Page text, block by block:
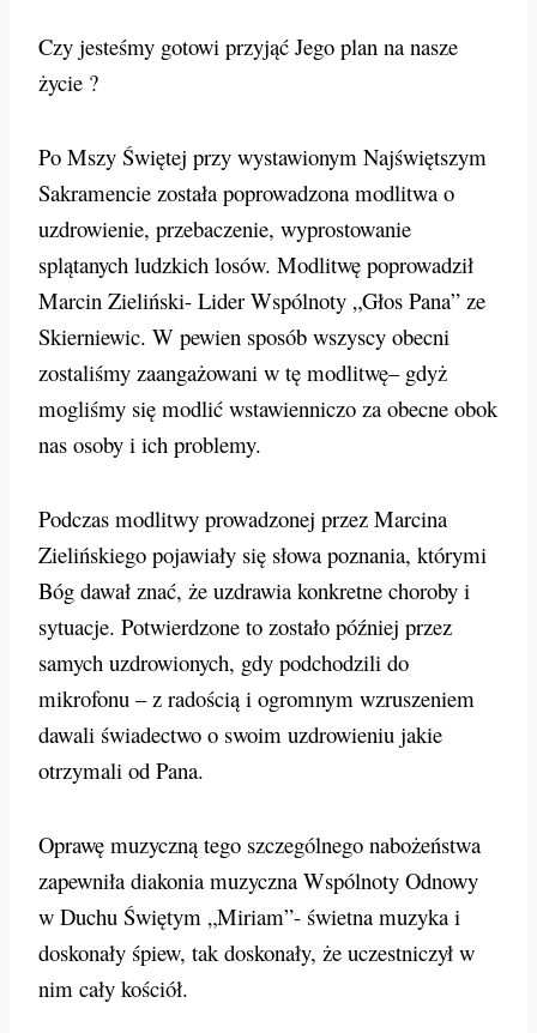
Czy jesteśmy gotowi przyjąć Jego plan na nasze
życie ?
Po Mszy Świętej przy wystawionym Najświętszym
Sakramencie została poprowadzona modlitwa o
uzdrowienie, przebaczenie, wyprostowanie
splątanych ludzkich losów. Modlitwę poprowadził
Marcin Zieliński- Lider Wspólnoty „Głos Pana” ze
Skierniewic. W pewien sposób wszyscy obecni
zostaliśmy zaangażowani w tę modlitwę– gdyż
mogliśmy się modlić wstawienniczo za obecne obok
nas osoby i ich problemy.
Podczas modlitwy prowadzonej przez Marcina
Zielińskiego pojawiały się słowa poznania, którymi
Bóg dawał znać, że uzdrawia konkretne choroby i
sytuacje. Potwierdzone to zostało później przez
samych uzdrowionych, gdy podchodzili do
mikrofonu – z radością i ogromnym wzruszeniem
dawali świadectwo o swoim uzdrowieniu jakie
otrzymali od Pana.
Oprawę muzyczną tego szczególnego nabożeństwa
zapewniła diakonia muzyczna Wspólnoty Odnowy
w Duchu Świętym „Miriam”- świetna muzyka i
doskonały śpiew, tak doskonały, że uczestniczył w
nim cały kościół.